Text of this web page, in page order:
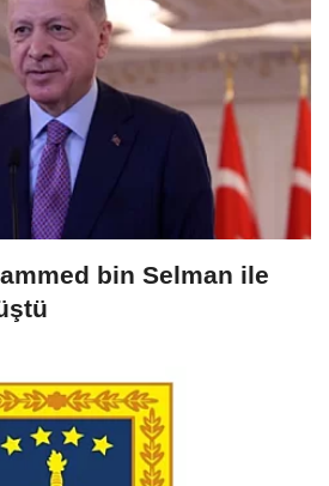
bin Selman ile